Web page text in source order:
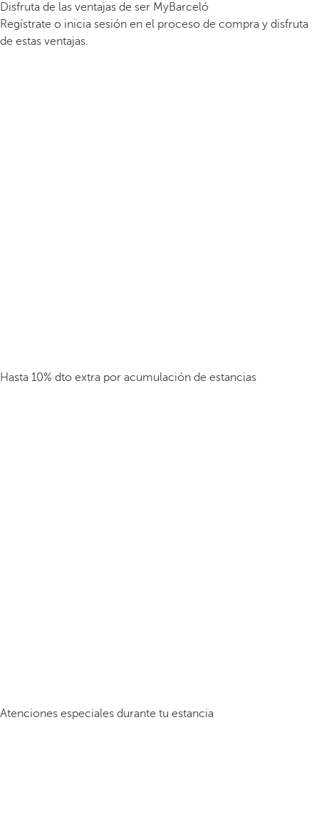
Disfruta de las ventajas de ser MyBarceló
Regístrate o inicia sesión en el proceso de compra y disfruta
de estas ventajas.
Hasta 10% dto extra por acumulación de estancias
Atenciones especiales durante tu estancia